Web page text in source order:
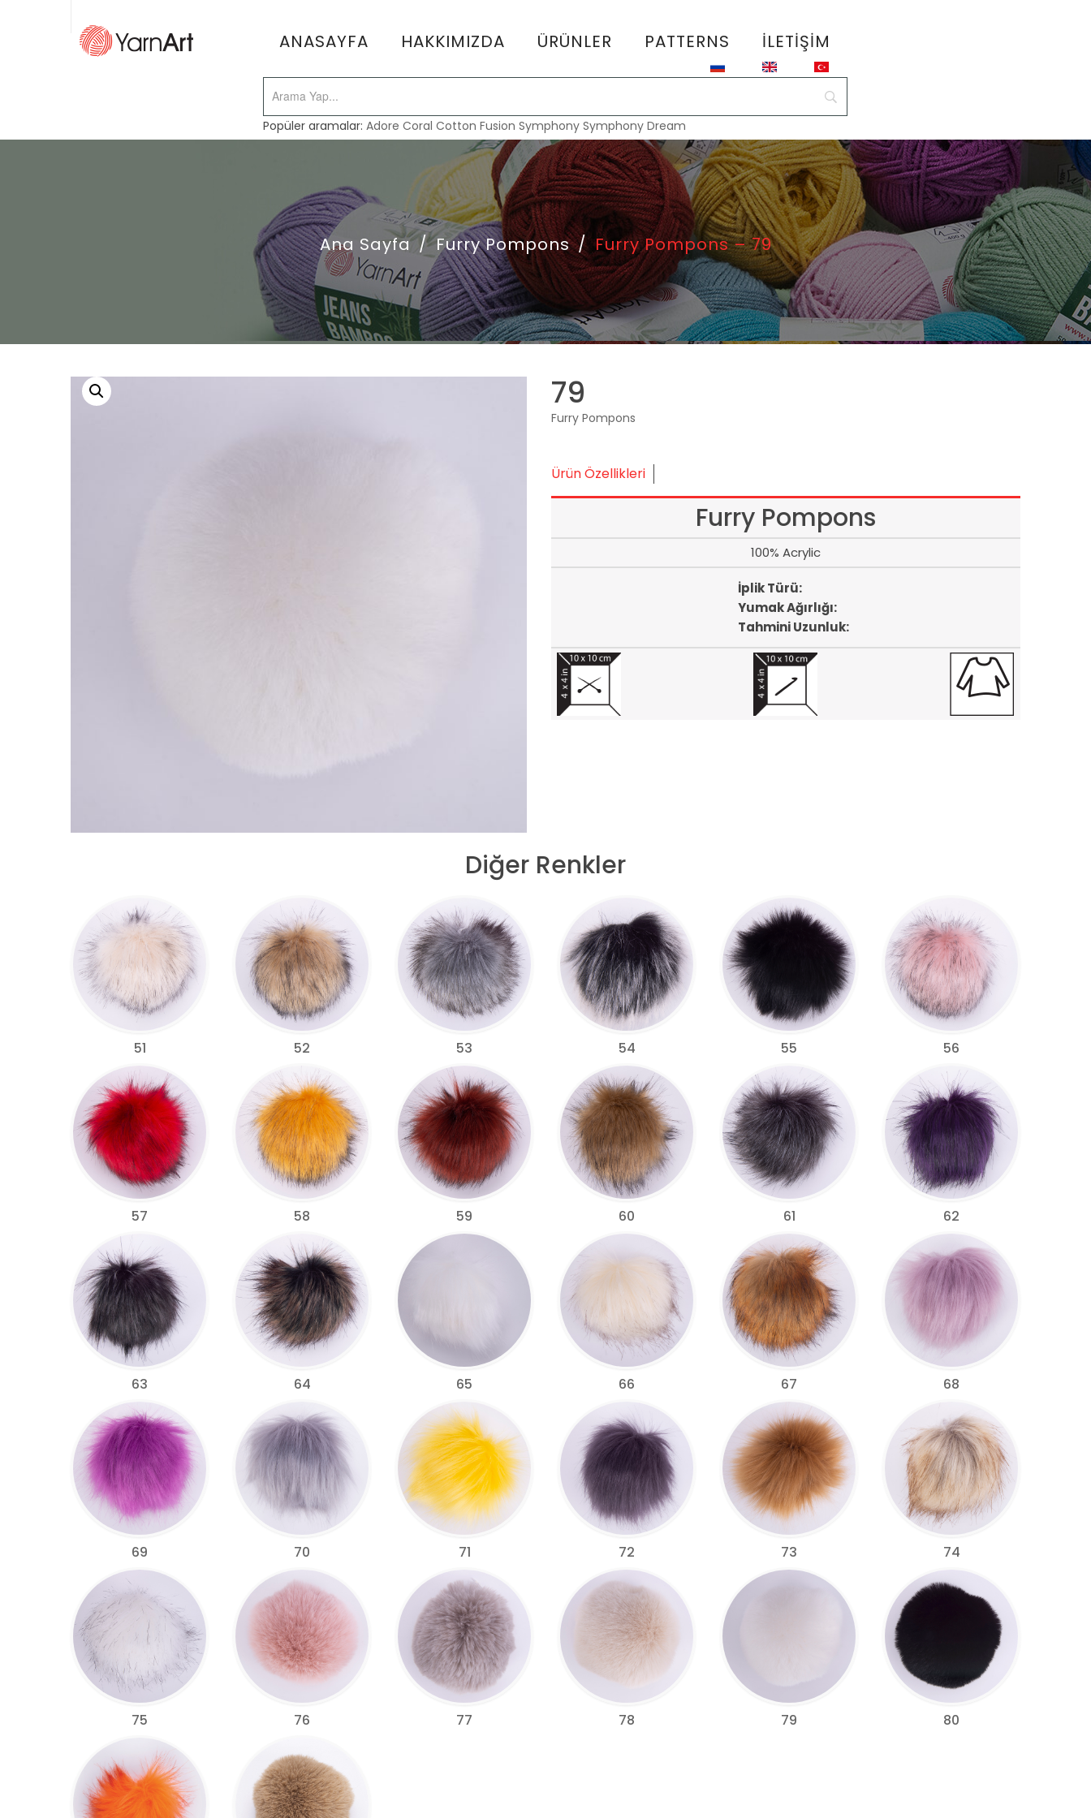
ANASAYFA HAKKIMIZDA ÜRÜNLER PATTERNS İLETIŞIM
Popüler aramalar:Adore Coral Cotton Fusion Symphony Symphony Dream
Ana Sayfa / Furry Pompons / Furry Pompons – 79
79
Furry Pompons
Ürün Özellikleri
Furry Pompons
100% Acrylic
İplik Türü:
Yumak Ağırlığı:
Tahmini Uzunluk:
Diğer Renkler
51 52 53 54 55 56
57 58 59 60 61 62
63 64 65 66 67 68
69 70 71 72 73 74
75 76 77 78 79 80